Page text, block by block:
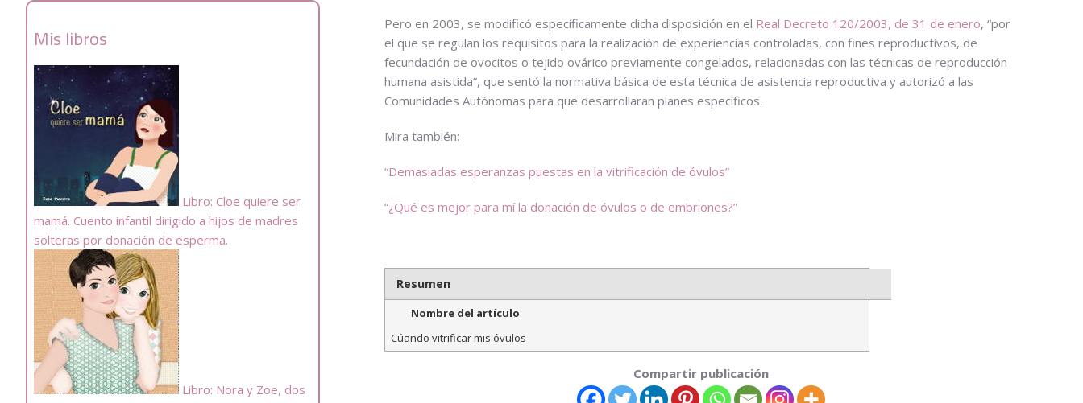
Mis libros
Libro: Cloe quiere ser
mamá. Cuento infantil dirigido a hijos de madres
solteras por donación de esperma.
Libro: Nora y Zoe, dos
Pero en 2003, se modificó específicamente dicha disposición en el Real Decreto 120/2003, de 31 de enero, “por
el que se regulan los requisitos para la realización de experiencias controladas, con fines reproductivos, de
fecundación de ovocitos o tejido ovárico previamente congelados, relacionadas con las técnicas de reproducción
humana asistida”, que sentó la normativa básica de esta técnica de asistencia reproductiva y autorizó a las
Comunidades Autónomas para que desarrollaran planes específicos.
Mira también:
“Demasiadas esperanzas puestas en la vitrificación de óvulos”
“¿Qué es mejor para mí la donación de óvulos o de embriones?”
Resumen
Nombre del artículo
Cúando vitrificar mis óvulos
Compartir publicación